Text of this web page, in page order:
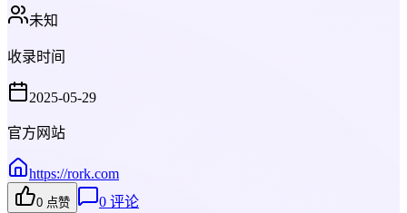
未知
收录时间
2025-05-29
官方网站
https://rork.com
0 点赞 0 评论